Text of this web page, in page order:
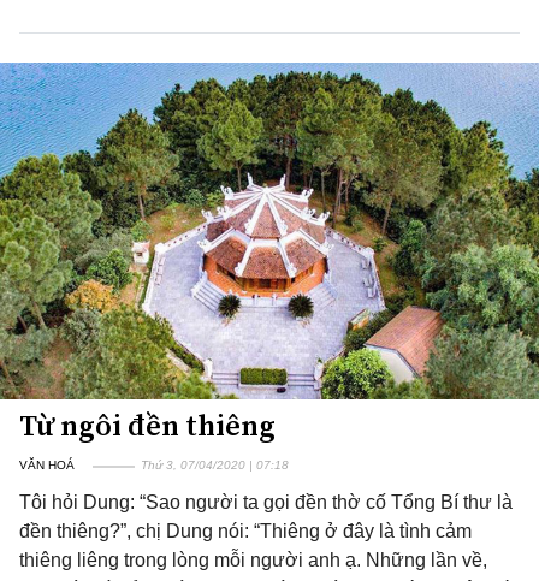
Từ ngôi đền thiêng
VĂN HOÁ Thứ 3, 07/04/2020 | 07:18
Tôi hỏi Dung: “Sao người ta gọi đền thờ cố Tổng Bí thư là
đền thiêng?”, chị Dung nói: “Thiêng ở đây là tình cảm
thiêng liêng trong lòng mỗi người anh ạ. Những lần về,